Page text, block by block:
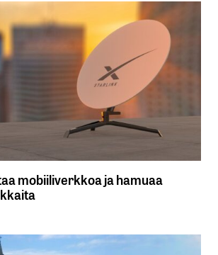
mobiiliverkkoa ja hamuaa